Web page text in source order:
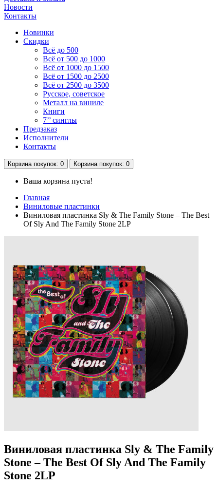
Новости
Контакты
Новинки
Скидки
Всё до 500
Всё от 500 до 1000
Всё от 1000 до 1500
Всё от 1500 до 2500
Всё от 2500 до 3500
Русское, советское
Металл на виниле
Книги
7’’ синглы
Предзаказ
Исполнители
Контакты
Корзина покупок: 0 Корзина покупок: 0
Ваша корзина пуста!
Главная
Виниловые пластинки
Виниловая пластинка Sly & The Family Stone – The Best
Of Sly And The Family Stone 2LP
Виниловая пластинка Sly & The Family
Stone – The Best Of Sly And The Family
Stone 2LP